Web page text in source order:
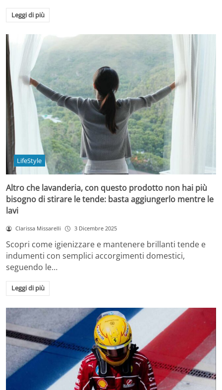
Leggi di più
LifeStyle
Altro che lavanderia, con questo prodotto non hai più
bisogno di stirare le tende: basta aggiungerlo mentre le
lavi
Clarissa Missarelli 3 Dicembre 2025
Scopri come igienizzare e mantenere brillanti tende e
indumenti con semplici accorgimenti domestici,
seguendo le…
Leggi di più